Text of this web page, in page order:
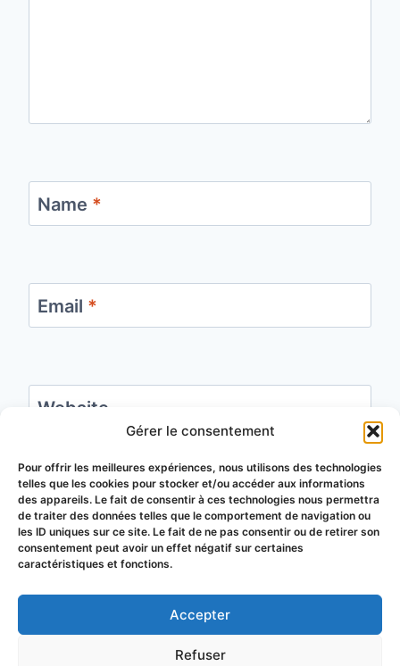
Gérer le consentement
Pour offrir les meilleures expériences, nous utilisons des technologies
telles que les cookies pour stocker et/ou accéder aux informations
des appareils. Le fait de consentir à ces technologies nous permettra
de traiter des données telles que le comportement de navigation ou
les ID uniques sur ce site. Le fait de ne pas consentir ou de retirer son
consentement peut avoir un effet négatif sur certaines
caractéristiques et fonctions.
Accepter
Refuser
Name *
Email *
Website
Save my name, email, and website in this
browser for the next time I comment.
© 2026 Groupement de Défense